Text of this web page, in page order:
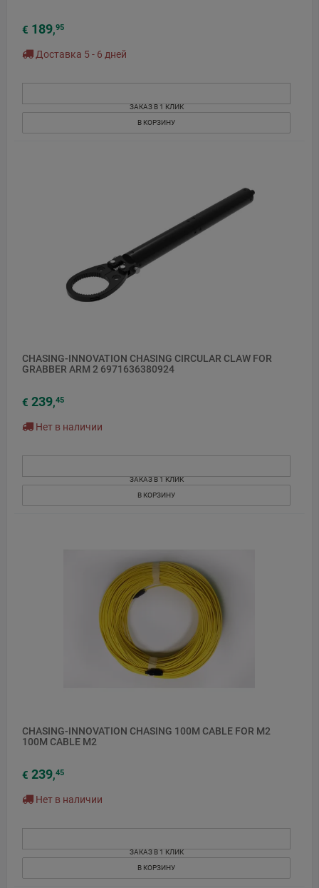
€ 189,95
Доставка 5 - 6 дней
ЗАКАЗ В 1 КЛИК
В КОРЗИНУ
CHASING-INNOVATION CHASING CIRCULAR CLAW FOR
GRABBER ARM 2 6971636380924
€ 239,45
Нет в наличии
ЗАКАЗ В 1 КЛИК
В КОРЗИНУ
CHASING-INNOVATION CHASING 100M CABLE FOR M2
100M CABLE M2
€ 239,45
Нет в наличии
ЗАКАЗ В 1 КЛИК
В КОРЗИНУ